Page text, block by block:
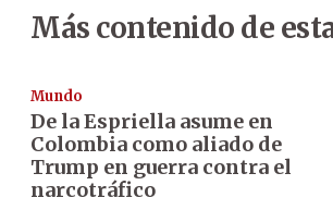
Más contenido de
Mundo
De la Espriella asume en
Colombia como aliado de
Trump en guerra contra el
narcotráfico